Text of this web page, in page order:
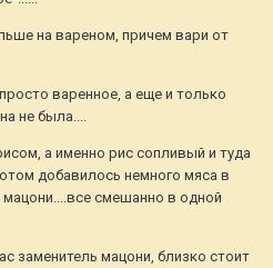
на вареном, причем вари от
варенное, а еще и только
не была....
а именно рис сопливый и туда
добавилось немного мяса в
смешанно в одной
заменитель мацони, близко стоит